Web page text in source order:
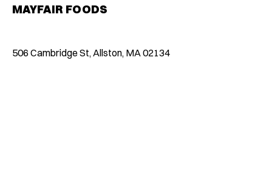
MAYFAIR FOODS
506 Cambridge St, Allston, MA 02134